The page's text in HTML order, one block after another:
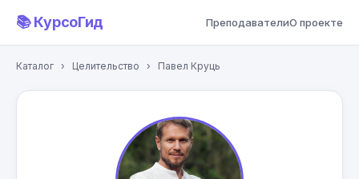
📚 КурсоГид ПреподавателиО проекте
Каталог › Целительство › Павел Круць